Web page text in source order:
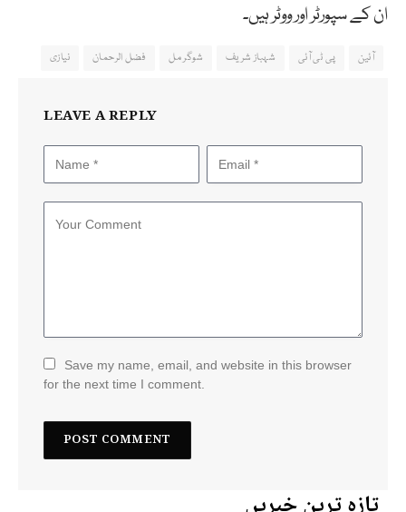
ان کے سپورٹر اور ووٹر ہیں۔
آئین پی ٹی آئی شہباز شریف شوگر مل فضل الرحمان نیازی
LEAVE A REPLY
Save my name, email, and website in this browser
for the next time I comment.